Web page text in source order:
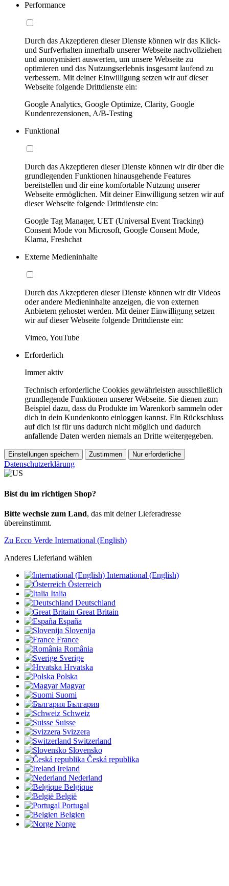
Performance
Durch das Akzeptieren dieser Dienste können wir das Klick-
und Surfverhalten innerhalb unserer Webseite nachvollziehen
und anonymisiert auswerten, um unsere Webseite zu
optimieren und das Nutzungserlebnis insgesamt laufend zu
verbessern. Mit deiner Einwilligung setzen wir auf dieser
Webseite folgende Drittdienste ein:
Google Analytics, Google Optimize, Clarity, Google
Kundenrezensionen, A/B-Testing
Funktional
Durch das Akzeptieren dieser Dienste können wir dir über die
grundlegenden Funktionen hinausgehende Features
bereitstellen und dir eine komfortable Nutzung unserer
Webseite ermöglichen. Mit deiner Einwilligung setzen wir auf
dieser Webseite folgende Drittdienste ein:
Google Tag Manager, UET (Universal Event Tracking)
Consent Mode von Microsoft, Google Consent Mode,
Klarna, Freshchat
Externe Medieninhalte
Durch das Akzeptieren dieser Dienste können wir dir Videos
oder andere Medieninhalte anzeigen, die von externen
Anbietern gehostet werden. Mit deiner Einwilligung setzen
wir auf dieser Webseite folgende Drittdienste ein:
Vimeo, YouTube
Erforderlich
Immer aktiv
Technisch erforderliche Cookies gewährleisten ausschließlich
grundlegende Funktionen unserer Webseite. Sie dienen zum
Beispiel dazu, dass du Produkte im Warenkorb sammeln oder
dich in dein Kundenkonto einloggen kannst. Ein Rückschluss
auf dich ist für uns dadurch nicht möglich und dadurch
anfallende Daten werden niemals an Dritte weitergegeben.
Einstellungen speichern Zustimmen Nur erforderliche
Datenschutzerklärung
Bist du im richtigen Shop?
Bitte wechsle zum Land, das mit deiner Lieferadresse
übereinstimmt.
Zu Ecco Verde International (English)
Anderes Lieferland wählen
International (English)
Österreich
Italia
Deutschland
Great Britain
España
Slovenija
France
România
Sverige
Hrvatska
Polska
Magyar
Suomi
България
Schweiz
Suisse
Svizzera
Switzerland
Slovensko
Česká republika
Ireland
Nederland
Belgique
België
Portugal
Belgien
Norge